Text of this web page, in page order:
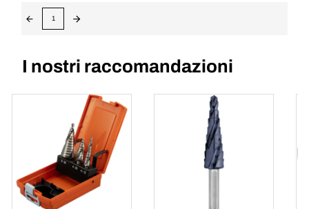
1
I nostri raccomandazioni